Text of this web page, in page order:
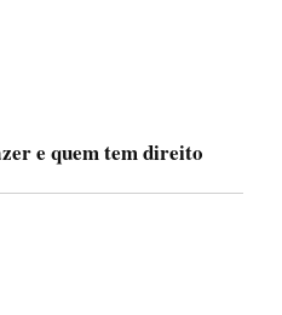
e quem tem direito